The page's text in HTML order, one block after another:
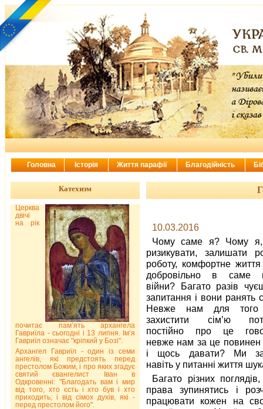
10.03.2016
Чому саме я? Чому
ризикувати, залишати
роботу, комфортне життя
добровільно в саме
війни? Багато разів
запитання і вони ранять
Невже нам для
захистити сім’ю
постійно про це
невже нам за це повинен
і щось давати? Ми
навіть у питанні життя
Багато різних
права зупинятись і
працювати кожен на
Катехизм
Церква
двічі
на рік
почитає пам’ять архангела
Гавриїла - сьогодні і 13 липня. Ім’я
Гавриїл означає "кріпкий у Бозі".
Архангел Гавриїл - один із семи
ангелів, які предстоять перед
престолом Божим, і про яких згадує
святий євангелист Іван в
Одкровенні: "Благодать вам і мир
від того, хто єсть і хто був і хто
приходить; і від сімох духів, які -
перед престолом його".
Головна Історія Життя парафії Благодійність